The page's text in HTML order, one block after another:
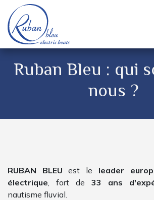
Se rendre au contenu
Ruban Bleu : qui
nous ?
RUBAN BLEU est le leader
électrique, fort de 33 ans
nautisme fluvial.